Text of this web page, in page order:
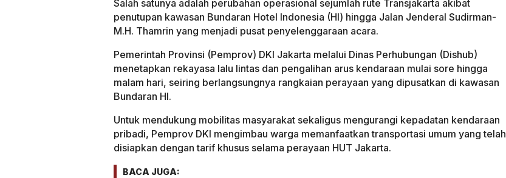
Salah satunya adalah perubahan operasional sejumlah rute Transjakarta akibat
penutupan kawasan Bundaran Hotel Indonesia (HI) hingga Jalan Jenderal Sudirman-
M.H. Thamrin yang menjadi pusat penyelenggaraan acara.
Pemerintah Provinsi (Pemprov) DKI Jakarta melalui Dinas Perhubungan (Dishub)
menetapkan rekayasa lalu lintas dan pengalihan arus kendaraan mulai sore hingga
malam hari, seiring berlangsungnya rangkaian perayaan yang dipusatkan di kawasan
Bundaran HI.
Untuk mendukung mobilitas masyarakat sekaligus mengurangi kepadatan kendaraan
pribadi, Pemprov DKI mengimbau warga memanfaatkan transportasi umum yang telah
disiapkan dengan tarif khusus selama perayaan HUT Jakarta.
BACA JUGA: